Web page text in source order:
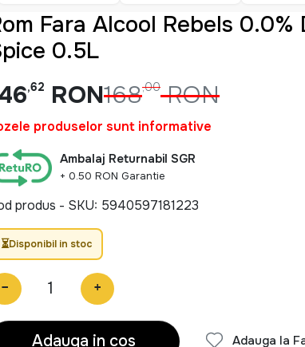
Fara Alcool Rebels 0.0%
0.5L
,62 RON168,00 RON
produselor sunt informative
produs - SKU 5940597181223
Ambalaj Returnabil SGR
+ 0.50 RON Garantie
Disponibil in stoc
− +
Adauga in cos Adauga la